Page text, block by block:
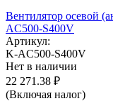
Вентилятор осевой
AC500-S400V
Артикул:
K-AC500-S400V
Нет в наличии
22 271.38 ₽
(Включая налог)